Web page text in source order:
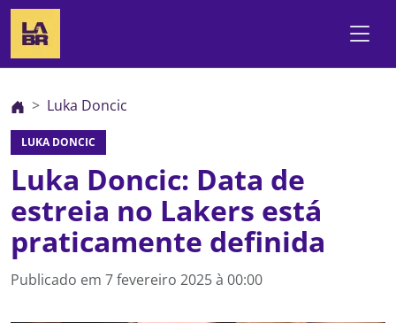
Luka Doncic
LUKA DONCIC
Luka Doncic: Data de
estreia no Lakers está
praticamente definida
Publicado em 7 fevereiro 2025 à 00:00